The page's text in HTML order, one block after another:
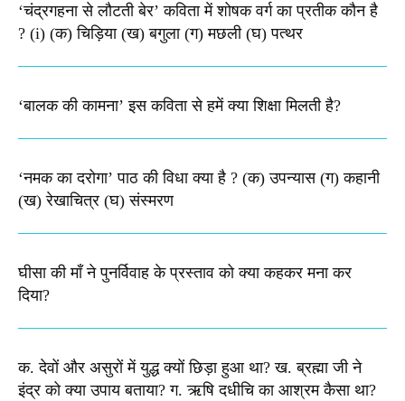
‘चंद्रगहना से लौटती बेर’ कविता में शोषक वर्ग का प्रतीक कौन है
? (i) (क) चिड़िया (ख) बगुला (ग) मछली (घ) पत्थर
‘बालक की कामना’ इस कविता से हमें क्या शिक्षा मिलती है?
‘नमक का दरोगा’ पाठ की विधा क्या है ? (क) उपन्यास (ग) कहानी
(ख) रेखाचित्र (घ) संस्मरण​
घीसा की माँ ने पुनर्विवाह के प्रस्ताव को क्या कहकर मना कर
दिया?
क. देवों और असुरों में युद्ध क्यों छिड़ा हुआ था? ख. ब्रह्मा जी ने
इंद्र को क्या उपाय बताया? ग. ऋषि दधीचि का आश्रम कैसा था?